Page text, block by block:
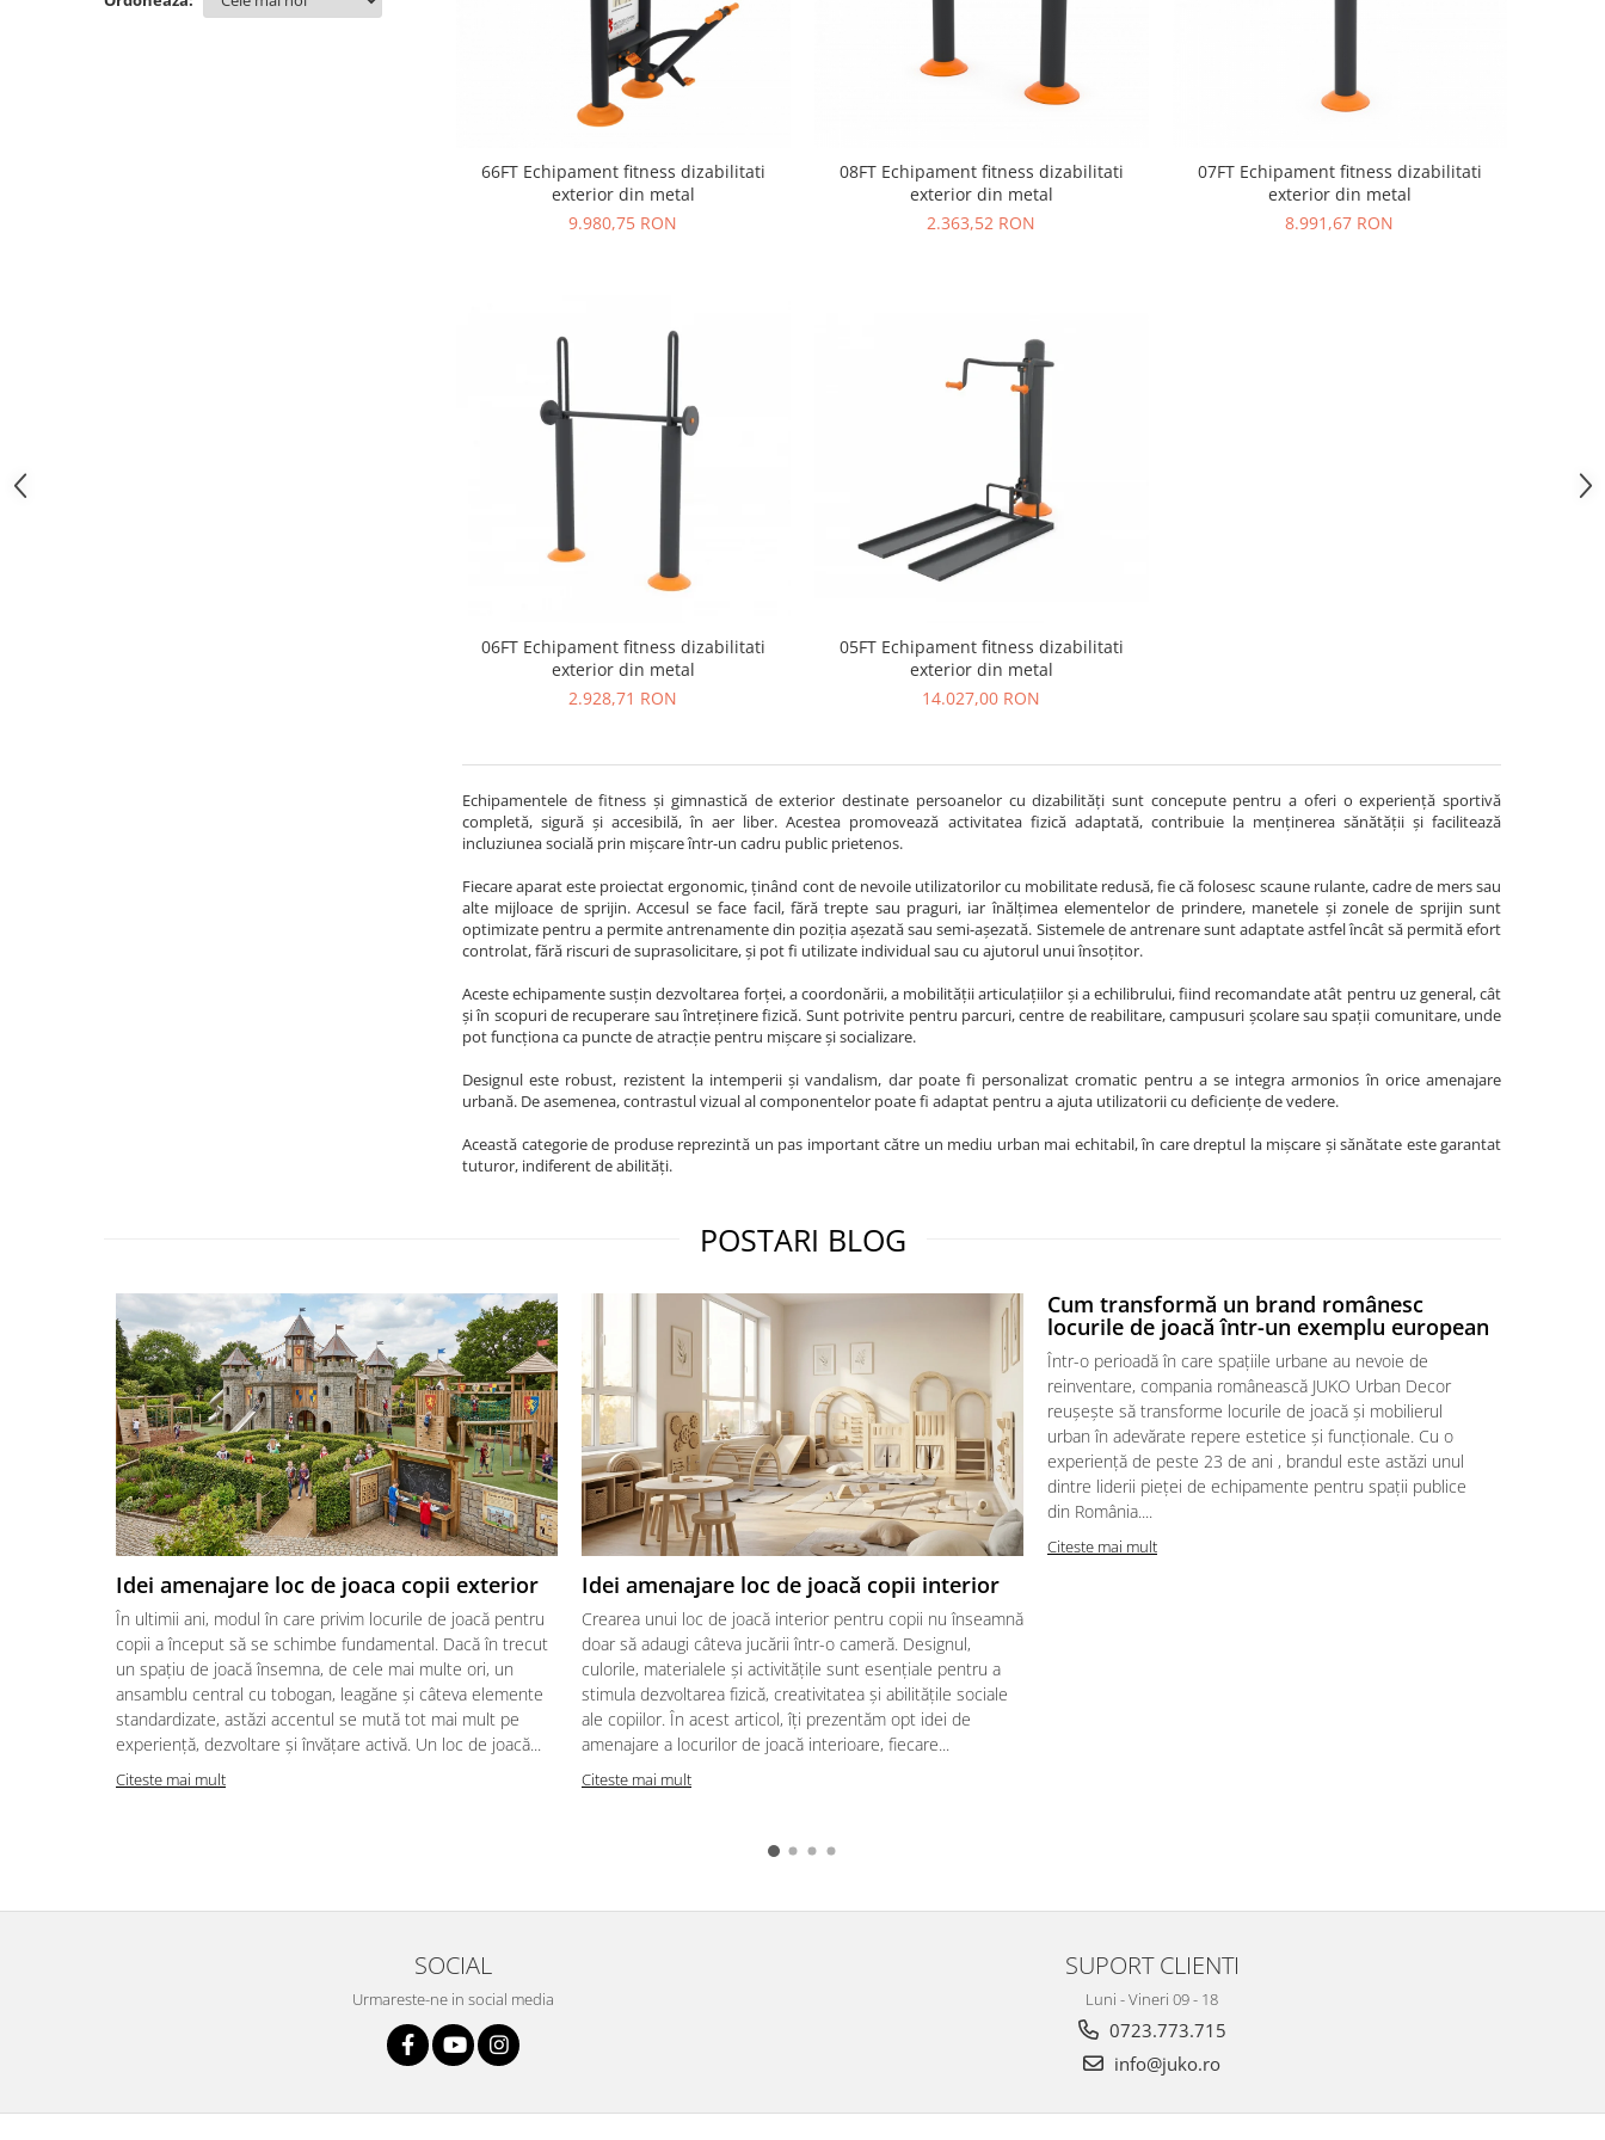
Ghivece de exterior
66FT Echipament fitness dizabilitati
exterior din metal
9.980,75 RON
08FT Echipament fitness dizabilitati
exterior din metal
2.363,52 RON
07FT Echipament fitness dizabilitati
exterior din metal
8.991,67 RON
06FT Echipament fitness dizabilitati
exterior din metal
2.928,71 RON
05FT Echipament fitness dizabilitati
exterior din metal
14.027,00 RON
Echipamentele de fitness și gimnastică de exterior destinate persoanelor cu dizabilități sunt concepute pentru a oferi o experiență sportivă
completă, sigură și accesibilă, în aer liber. Acestea promovează activitatea fizică adaptată, contribuie la menținerea sănătății și facilitează
incluziunea socială prin mișcare într-un cadru public prietenos.
Fiecare aparat este proiectat ergonomic, ținând cont de nevoile utilizatorilor cu mobilitate redusă, fie că folosesc scaune rulante, cadre de mers sau
alte mijloace de sprijin. Accesul se face facil, fără trepte sau praguri, iar înălțimea elementelor de prindere, manetele și zonele de sprijin sunt
optimizate pentru a permite antrenamente din poziția așezată sau semi-așezată. Sistemele de antrenare sunt adaptate astfel încât să permită efort
controlat, fără riscuri de suprasolicitare, și pot fi utilizate individual sau cu ajutorul unui însoțitor.
Aceste echipamente susțin dezvoltarea forței, a coordonării, a mobilității articulațiilor și a echilibrului, fiind recomandate atât pentru uz general, cât
și în scopuri de recuperare sau întreținere fizică. Sunt potrivite pentru parcuri, centre de reabilitare, campusuri școlare sau spații comunitare, unde
pot funcționa ca puncte de atracție pentru mișcare și socializare.
Designul este robust, rezistent la intemperii și vandalism, dar poate fi personalizat cromatic pentru a se integra armonios în orice amenajare
urbană. De asemenea, contrastul vizual al componentelor poate fi adaptat pentru a ajuta utilizatorii cu deficiențe de vedere.
Această categorie de produse reprezintă un pas important către un mediu urban mai echitabil, în care dreptul la mișcare și sănătate este garantat
tuturor, indiferent de abilități.
POSTARI BLOG
Idei amenajare loc de joaca copii exterior
În ultimii ani, modul în care privim locurile de joacă pentru
copii a început să se schimbe fundamental. Dacă în trecut
un spațiu de joacă însemna, de cele mai multe ori, un
ansamblu central cu tobogan, leagăne și câteva elemente
standardizate, astăzi accentul se mută tot mai mult pe
experiență, dezvoltare și învățare activă. Un loc de joacă...
Citeste mai mult
Idei amenajare loc de joacă copii interior
Crearea unui loc de joacă interior pentru copii nu înseamnă
doar să adaugi câteva jucării într-o cameră. Designul,
culorile, materialele și activitățile sunt esențiale pentru a
stimula dezvoltarea fizică, creativitatea și abilitățile sociale
ale copiilor. În acest articol, îți prezentăm opt idei de
amenajare a locurilor de joacă interioare, fiecare...
Citeste mai mult
Cum transformă un brand românesc
locurile de joacă într-un exemplu european
Într-o perioadă în care spațiile urbane au nevoie de
reinventare, compania românească JUKO Urban Decor
reușește să transforme locurile de joacă și mobilierul
urban în adevărate repere estetice și funcționale. Cu o
experiență de peste 23 de ani , brandul este astăzi unul
dintre liderii pieței de echipamente pentru spații publice
din România....
Citeste mai mult
SOCIAL
Urmareste-ne in social media
SUPORT CLIENTI
Luni - Vineri 09 - 18
0723.773.715
info@juko.ro